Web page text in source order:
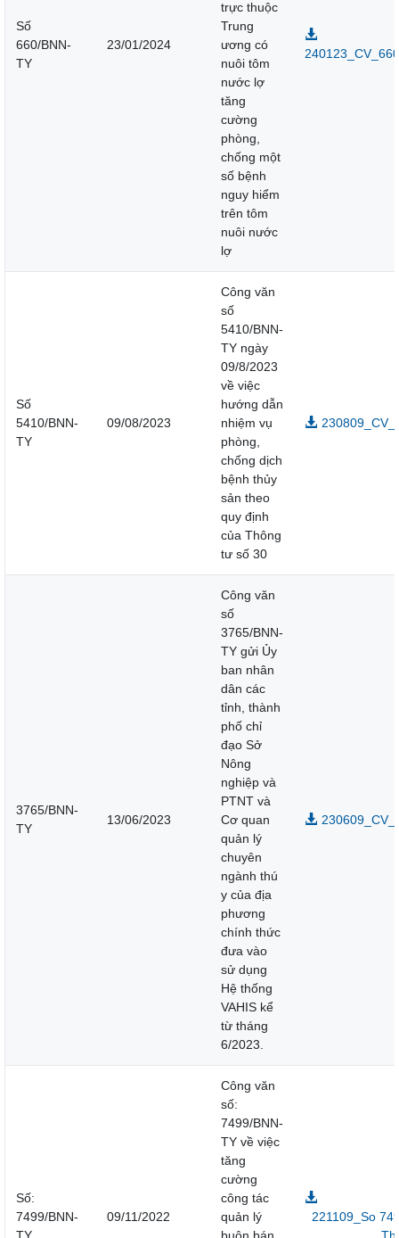
Số
660/BNN-
TY
23/01/2024
trực thuộc
Trung
ương có
nuôi tôm
nước lợ
tăng
cường
phòng,
chống một
số bệnh
nguy hiểm
trên tôm
nuôi nước
lợ
Số
5410/BNN-
TY
09/08/2023
Công văn
số
5410/BNN-
TY ngày
09/8/2023
về việc
hướng dẫn
nhiệm vụ
phòng,
chống dịch
bệnh thủy
sản theo
quy định
của Thông
tư số 30
3765/BNN-
TY
13/06/2023
Công văn
số
3765/BNN-
TY gửi Ủy
ban nhân
dân các
tỉnh, thành
phố chỉ
đạo Sở
Nông
nghiệp và
PTNT và
Cơ quan
quản lý
chuyên
ngành thú
y của địa
phương
chính thức
đưa vào
sử dụng
Hệ thống
VAHIS kể
từ tháng
6/2023.
Số:
7499/BNN-
09/11/2022
Công văn
số:
7499/BNN-
TY về việc
tăng
cường
công tác
quản lý
221109_So